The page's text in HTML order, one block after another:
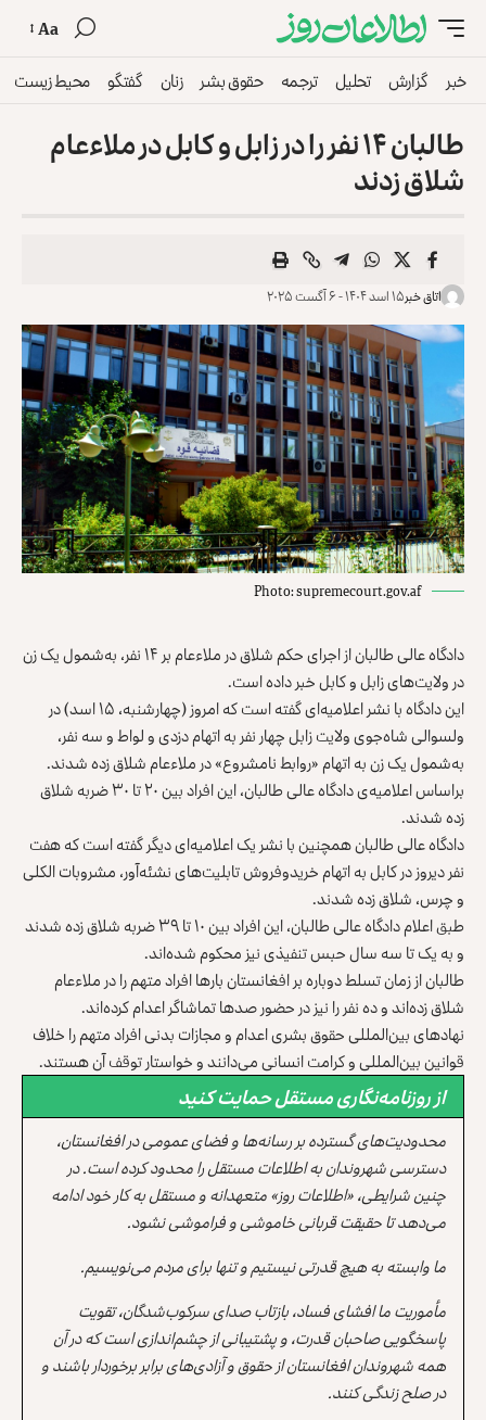
Aa
خبر گزارش تحلیل ترجمه حقوق بشر زنان گفتگو محیط زیست
طالبان ۱۴ نفر را در زابل و کابل در ملاءعام
شلاق زدند
اتاق خبر۱۵ اسد ۱۴۰۴ - ۶ آگست ۲۰۲۵
Photo: supremecourt.gov.af
دادگاه عالی طالبان از اجرای حکم شلاق در ملاءعام بر ۱۴ نفر، به‌شمول یک زن
در ولایت‌های زابل و کابل خبر داده است.
این دادگاه با نشر اعلامیه‌‌ای گفته است که امروز (چهارشنبه، ۱۵ اسد) در
ولسوالی شاه‌‌جوی ولایت زابل چهار نفر به اتهام دزدی و لواط و سه نفر،
به‌شمول یک زن به اتهام «روابط نامشروع» در ملاءعام شلاق زده شدند.
براساس اعلامیه‌ی دادگاه عالی طالبان، این افراد بین ۲۰ تا ۳۰ ضربه شلاق
زده شدند.
دادگاه عالی طالبان همچنین با نشر یک اعلامیه‌ای دیگر گفته است که هفت
نفر دیروز در کابل به اتهام خریدوفروش تابلیت‌های نشئه‌آور، مشروبات الکلی
و چرس، شلاق زده شدند.
طبق اعلام دادگاه عالی طالبان، این افراد بین ۱۰ تا ۳۹ ضربه شلاق زده شدند
و به یک تا سه سال حبس تنفیذی نیز محکوم شده‌اند.
طالبان از زمان تسلط دوباره بر افغانستان بارها افراد متهم را در ملاءعام
شلاق زده‌اند و ده نفر را نیز در حضور صدها تماشاگر اعدام کرده‌اند.
نهادهای بین‌المللی حقوق‌‌ بشری اعدام و مجازات بدنی افراد متهم را خلاف
قوانین بین‌المللی و کرامت انسانی می‌دانند و خواستار توقف آن هستند.
از روزنامه‌نگاری مستقل حمایت کنید
محدودیت‌های گسترده بر رسانه‌ها و فضای عمومی در افغانستان،
دسترسی شهروندان به اطلاعات مستقل را محدود کرده است. در
چنین شرایطی، «اطلاعات روز» متعهدانه و مستقل به کار خود ادامه
می‌دهد تا حقیقت قربانی خاموشی و فراموشی نشود.
ما وابسته به هیچ قدرتی نیستیم و تنها برای مردم می‌نویسیم.
مأموریت ما افشای فساد، بازتاب صدای سرکوب‌شدگان، تقویت
پاسخگویی صاحبان قدرت، و پشتیبانی از چشم‌اندازی است که در آن
همه شهروندان افغانستان از حقوق و آزادی‌های برابر برخوردار باشند و
در صلح زندگی کنند.